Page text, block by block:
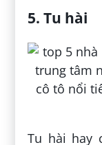
5. Tu hài
Tu hài hay